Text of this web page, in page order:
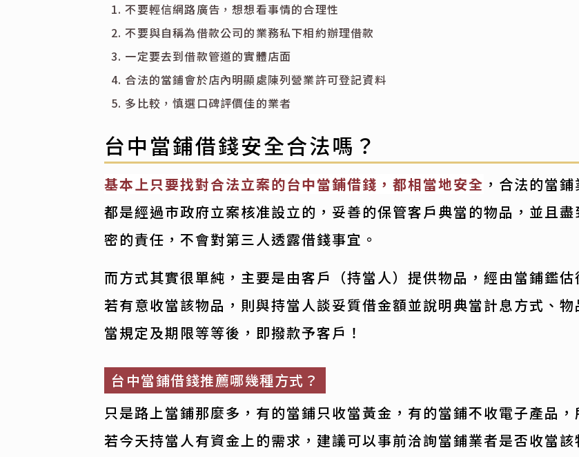
不要輕信網路廣告，想想看事情的合理性
不要與自稱為借款公司的業務私下相約辦理借款
一定要去到借款管道的實體店面
合法的當鋪會於店內明顯處陳列營業許可登記資料
多比較，慎選口碑評價佳的業者
台中當鋪借錢安全合法嗎？
基本上只要找對合法立案的台中當鋪借錢，都相當地安全 ，合法的當鋪
都是經過市政府立案核准設立的，妥善的保管客戶典當的物品，並且盡
密的責任，不會對第三人透露借錢事宜。
而方式其實很單純，主要是由客戶（持當人）提供物品，經由當鋪鑑估
若有意收當該物品，則與持當人談妥質借金額並說明典當計息方式、物
當規定及期限等等後，即撥款予客戶！
台中當鋪借錢推薦哪幾種方式？
只是路上當鋪那麼多，有的當鋪只收當黃金，有的當鋪不收電子產品，
若今天持當人有資金上的需求，建議可以事前洽詢當鋪業者是否收當該